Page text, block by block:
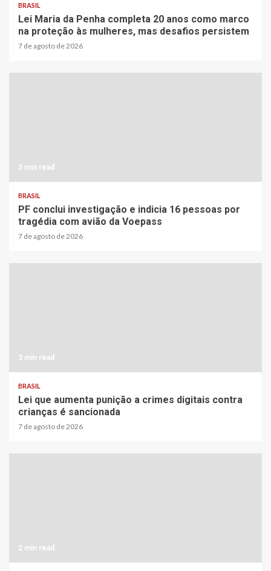
BRASIL
Lei Maria da Penha completa 20 anos como marco
na proteção às mulheres, mas desafios persistem
7 de agosto de 2026
2 min read
BRASIL
PF conclui investigação e indicia 16 pessoas por
tragédia com avião da Voepass
7 de agosto de 2026
3 min read
BRASIL
Lei que aumenta punição a crimes digitais contra
crianças é sancionada
7 de agosto de 2026
2 min read